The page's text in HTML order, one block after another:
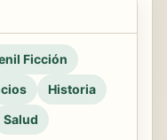
Ficción
Historia
Salud